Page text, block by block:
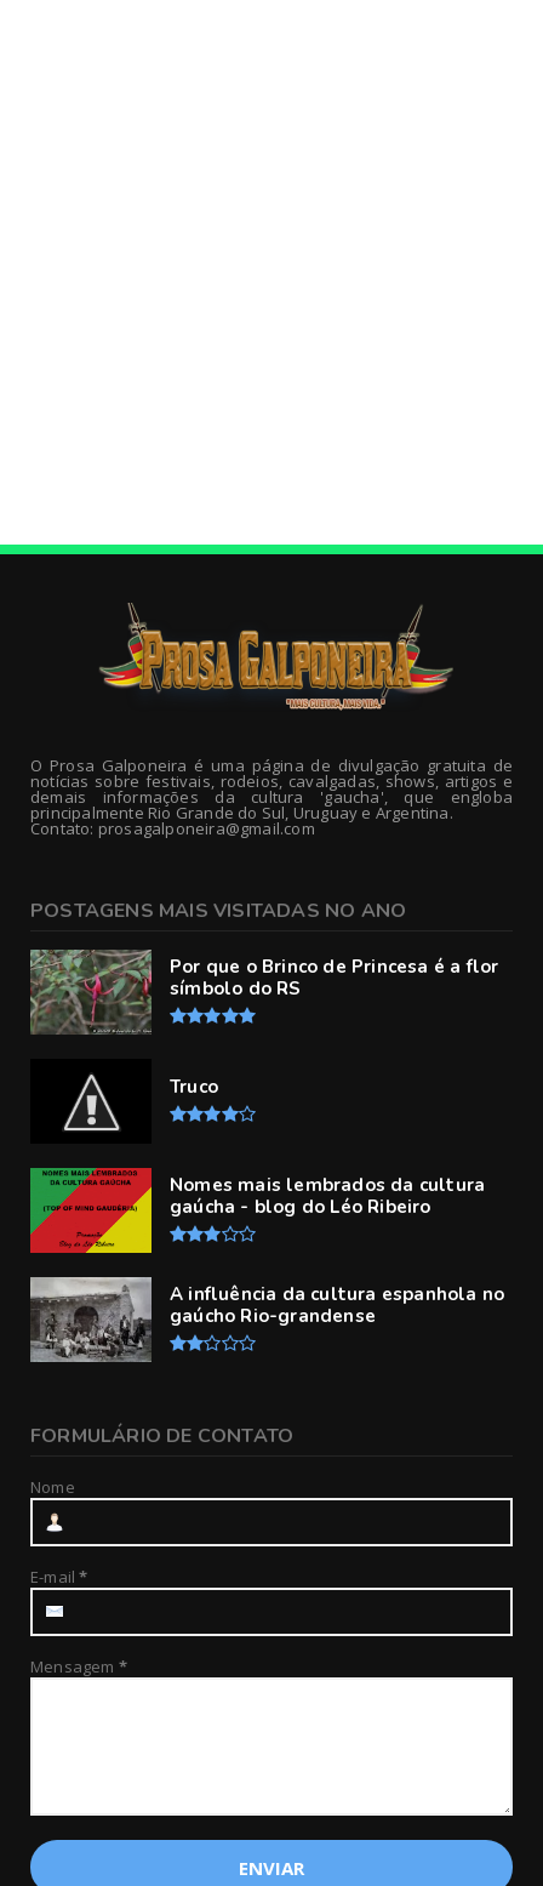
O Prosa Galponeira é uma página de divulgação gratuita de
notícias sobre festivais, rodeios, cavalgadas, shows, artigos e
demais informações da cultura 'gaucha', que engloba
principalmente Rio Grande do Sul, Uruguay e Argentina.
Contato: prosagalponeira@gmail.com
POSTAGENS MAIS VISITADAS NO ANO
Por que o Brinco de Princesa é a flor
símbolo do RS
Truco
Nomes mais lembrados da cultura
gaúcha - blog do Léo Ribeiro
A influência da cultura espanhola no
gaúcho Rio-grandense
FORMULÁRIO DE CONTATO
Nome
E-mail*
Mensagem *